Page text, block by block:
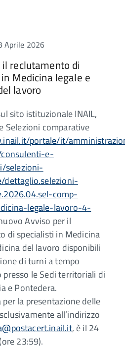
Aprile 2026
reclutamento di
Medicina legale e
lavoro
sito istituzionale INAIL,
Selezioni comparative
portale/it/
e-
selezioni-
dettaglio.selezioni-
comp-
legale-lavoro-4-
Avviso per il
di specialisti in Medicina
del lavoro disponibili
di turni a tempo
le Sedi territoriali di
e Pontedera.
per la presentazione delle
all’indirizzo
, è il 24
23:59).